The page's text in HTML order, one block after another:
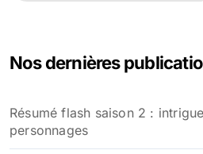
r
e
r
Nos dernières
Résumé flash saison 2 :
personnages